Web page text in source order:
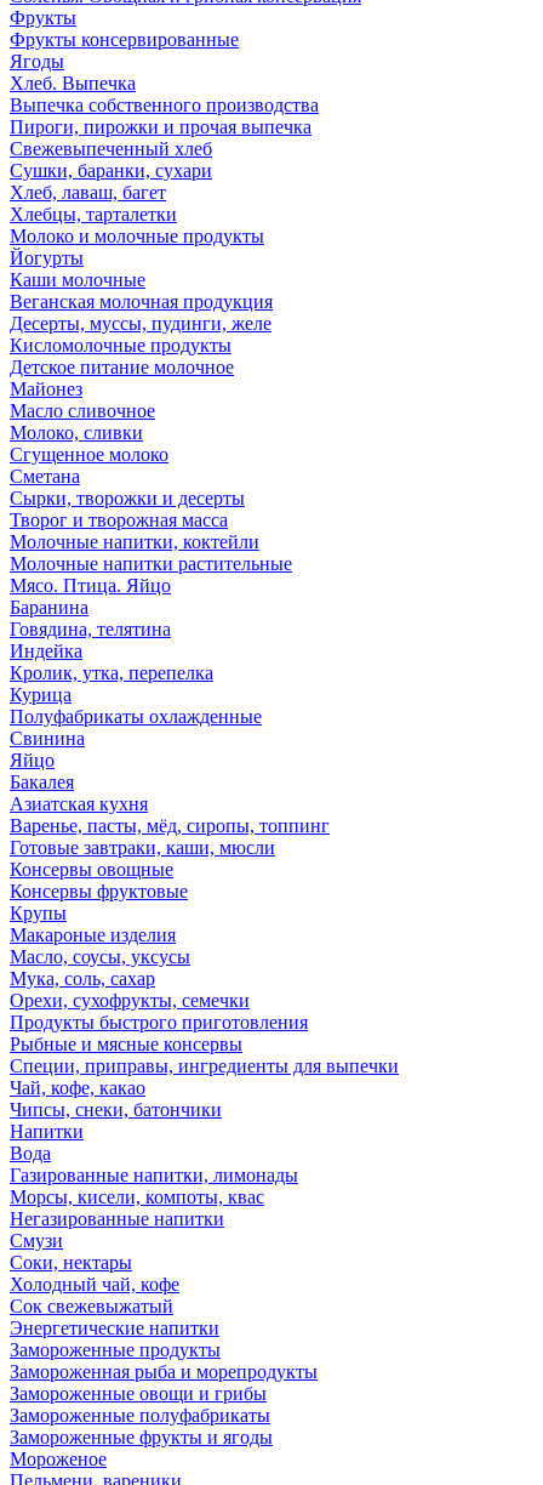
Фрукты
Фрукты консервированные
Ягоды
Хлеб. Выпечка
Выпечка собственного производства
Пироги, пирожки и прочая выпечка
Свежевыпеченный хлеб
Сушки, баранки, сухари
Хлеб, лаваш, багет
Хлебцы, тарталетки
Молоко и молочные продукты
Йогурты
Каши молочные
Веганская молочная продукция
Десерты, муссы, пудинги, желе
Кисломолочные продукты
Детское питание молочное
Майонез
Масло сливочное
Молоко, сливки
Сгущенное молоко
Сметана
Сырки, творожки и десерты
Творог и творожная масса
Молочные напитки, коктейли
Молочные напитки растительные
Мясо. Птица. Яйцо
Баранина
Говядина, телятина
Индейка
Кролик, утка, перепелка
Курица
Полуфабрикаты охлажденные
Свинина
Яйцо
Бакалея
Азиатская кухня
Варенье, пасты, мёд, сиропы, топпинг
Готовые завтраки, каши, мюсли
Консервы овощные
Консервы фруктовые
Крупы
Макароные изделия
Масло, соусы, уксусы
Мука, соль, сахар
Орехи, сухофрукты, семечки
Продукты быстрого приготовления
Рыбные и мясные консервы
Специи, приправы, ингредиенты для выпечки
Чай, кофе, какао
Чипсы, снеки, батончики
Напитки
Вода
Газированные напитки, лимонады
Морсы, кисели, компоты, квас
Негазированные напитки
Смузи
Соки, нектары
Холодный чай, кофе
Сок свежевыжатый
Энергетические напитки
Замороженные продукты
Замороженная рыба и морепродукты
Замороженные овощи и грибы
Замороженные полуфабрикаты
Замороженные фрукты и ягоды
Мороженое
Пельмени, вареники